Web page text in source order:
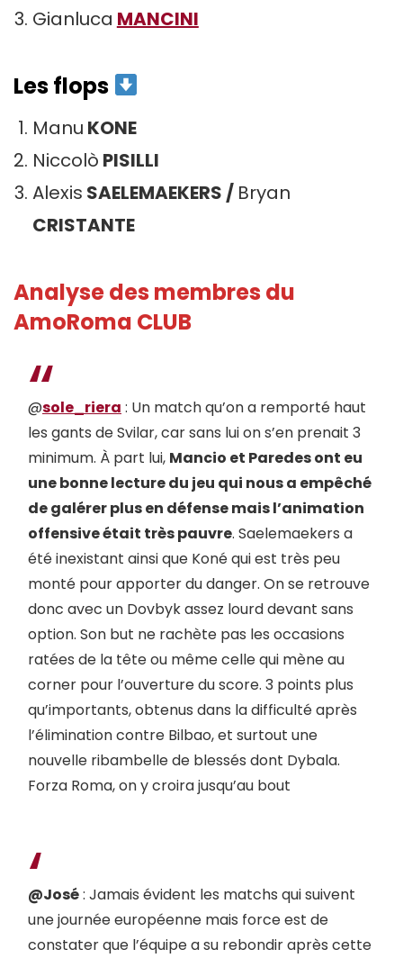
Gianluca MANCINI
Les flops
Manu KONE
Niccolò PISILLI
Alexis SAELEMAEKERS / Bryan
CRISTANTE
Analyse des membres du
AmoRoma CLUB
@sole_riera : Un match qu’on a remporté haut
les gants de Svilar, car sans lui on s’en prenait 3
minimum. À part lui, Mancio et Paredes ont eu
une bonne lecture du jeu qui nous a empêché
de galérer plus en défense mais l’animation
offensive était très pauvre. Saelemaekers a
été inexistant ainsi que Koné qui est très peu
monté pour apporter du danger. On se retrouve
donc avec un Dovbyk assez lourd devant sans
option. Son but ne rachète pas les occasions
ratées de la tête ou même celle qui mène au
corner pour l’ouverture du score. 3 points plus
qu’importants, obtenus dans la difficulté après
l’élimination contre Bilbao, et surtout une
nouvelle ribambelle de blessés dont Dybala.
Forza Roma, on y croira jusqu’au bout
@José: Jamais évident les matchs qui suivent
une journée européenne mais force est de
constater que l’équipe a su rebondir après cette